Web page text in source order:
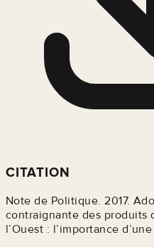
CITATION
Note de Politique. 2017.
contraignante des produits
l’Ouest : l’importance